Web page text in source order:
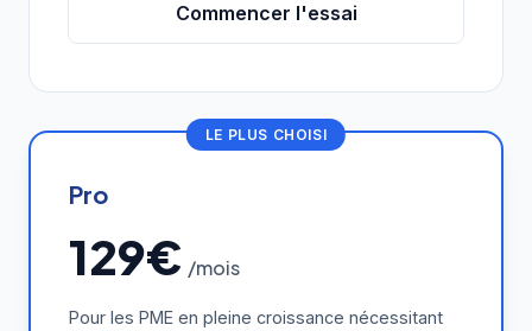
Commencer l'essai
LE PLUS CHOISI
Pro
129€ /mois
Pour les PME en pleine croissance nécessitant